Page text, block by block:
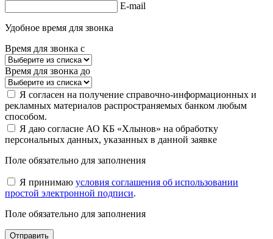
E-mail
Удобное время для звонка
Время для звонка с
Время для звонка до
Я согласен на получение справочно-информационных и
рекламных материалов распространяемых банком любым
способом.
Я даю согласие АО КБ «Хлынов» на обработку
персональных данных, указанных в данной заявке
Поле обязательно для заполнения
Я принимаю условия соглашения об использовании
простой электронной подписи.
Поле обязательно для заполнения
Отправить